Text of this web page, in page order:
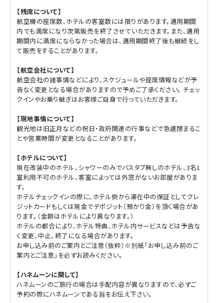
【残席について】
航空機の座席数、ホテルの客室数には限りがあります。適用期間
内でも満席になり次第販売を終了させていただきます。また、適用
期間内に満席にならなかった場合は、適用期間終了後も継続をし
て販売をすることがあります。
【航空会社について】
航空会社の諸事情などにより、スケジュールや座席情報などが予
告なく変更となる場合がありますので予めご了承ください。 チェッ
クインやお乗り継ぎはお客様ご自身で行っていただきます。
【現地事情について】
観光地は旧正月などの祝日・政府関連の行事などで急遽閉まるこ
とや営業時間が変更となることがあります。
【ホテルについて】
現在改装中のホテル、シャワーのみでバスタブ無しのホテル、3名1
室利用不可のホテル、客室によっては外窓がないお部屋がありま
す。
ホテルチェックインの際に、ホテル側から滞在中の保証としてクレ
ジットカードもしくは現金でデポジット（預かり金）を頂く場合があ
ります。（金額はホテルにより異なります。）
ホテルの都合により、ホテル特典、ホテル内サービスなどは予告な
く変更、中止、終了になる場合があります。
お申し込み前のご案内とご注意（抜粋）※別紙「お申し込み前のご
案内とご注意」を必ずお読みください。
【ハネムーンに関して】
ハネムーンのご旅行の場合は手配内容が異なりますので、必ずご
予約の際にハネムーンである旨をお伝え下さい。